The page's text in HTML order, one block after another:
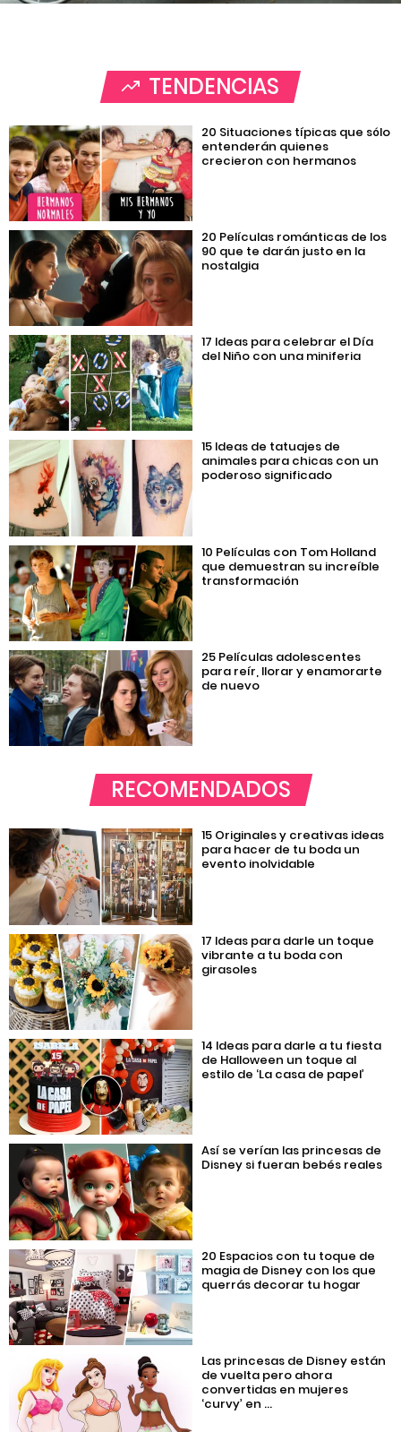
TENDENCIAS
20 Situaciones típicas que sólo
entenderán quienes
crecieron con hermanos
20 Películas románticas de los
90 que te darán justo en la
nostalgia
17 Ideas para celebrar el Día
del Niño con una miniferia
15 Ideas de tatuajes de
animales para chicas con un
poderoso significado
10 Películas con Tom Holland
que demuestran su increíble
transformación
25 Películas adolescentes
para reír, llorar y enamorarte
de nuevo
RECOMENDADOS
15 Originales y creativas ideas
para hacer de tu boda un
evento inolvidable
17 Ideas para darle un toque
vibrante a tu boda con
girasoles
14 Ideas para darle a tu fiesta
de Halloween un toque al
estilo de ‘La casa de papel’
Así se verían las princesas de
Disney si fueran bebés reales
20 Espacios con tu toque de
magia de Disney con los que
querrás decorar tu hogar
Las princesas de Disney están
de vuelta pero ahora
convertidas en mujeres
‘curvy’ en ...